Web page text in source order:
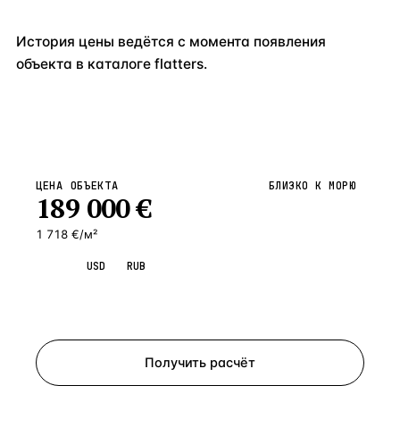
История цены ведётся с момента появления
объекта в каталоге flatters.
ЦЕНА ОБЪЕКТА
189 000€
1 718 €/м²
БЛИЗКО К МОРЮ
USD RUB
Получить расчёт